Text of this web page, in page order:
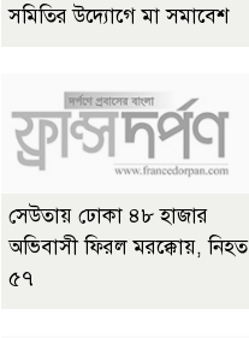
সমিতির উদ্যোগে মা সমাবেশ
সেউতায় ঢোকা ৪৮ হাজার
অভিবাসী ফিরল মরক্কোয়, নিহত
৫৭